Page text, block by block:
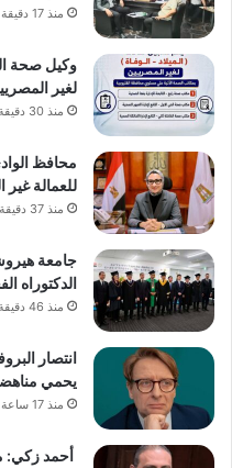
منذ 17 دقيقة
وكيل صحة
لغير
منذ 30 دقيقة
للعمالة غير
منذ 37 دقيقة
جامعة
الدكتوراه
منذ 46 دقيقة
انتصار
يحمي
منذ 17 ساعة
أحمد زكي: